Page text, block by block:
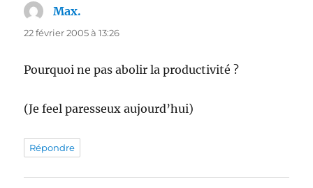
Max.
22 février 2005 à 13:26
Pourquoi ne pas abolir la productivité ?
(Je feel paresseux aujourd’hui)
Répondre